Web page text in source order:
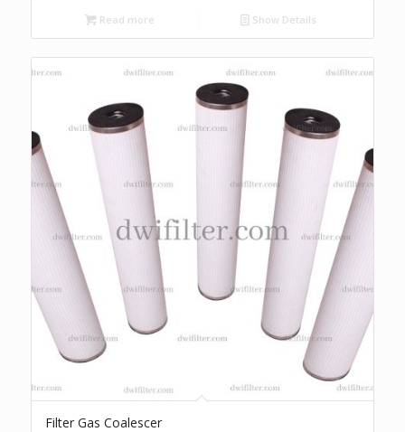
Read more Show Details
Filter Gas Coalescer